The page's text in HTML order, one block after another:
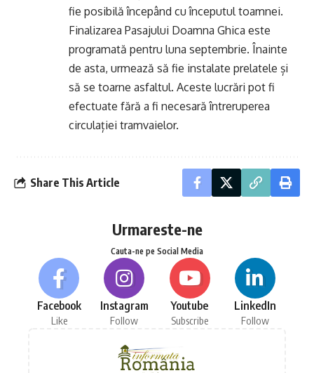
fie posibilă începând cu începutul toamnei.
Finalizarea Pasajului Doamna Ghica este
programată pentru luna septembrie. Înainte
de asta, urmează să fie instalate prelatele și
să se toarne asfaltul. Aceste lucrări pot fi
efectuate fără a fi necesară întreruperea
circulației tramvaielor.
Share This Article
Urmareste-ne
Cauta-ne pe Social Media
Facebook
Like
Instagram
Follow
Youtube
Subscribe
LinkedIn
Follow